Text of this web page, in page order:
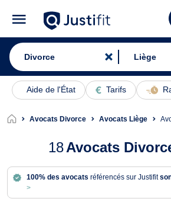
Aide de l'État Tarifs
Avocats Divorce Avocats Liège
18 Avocats
100% des avocats référencés sur Justifit
>